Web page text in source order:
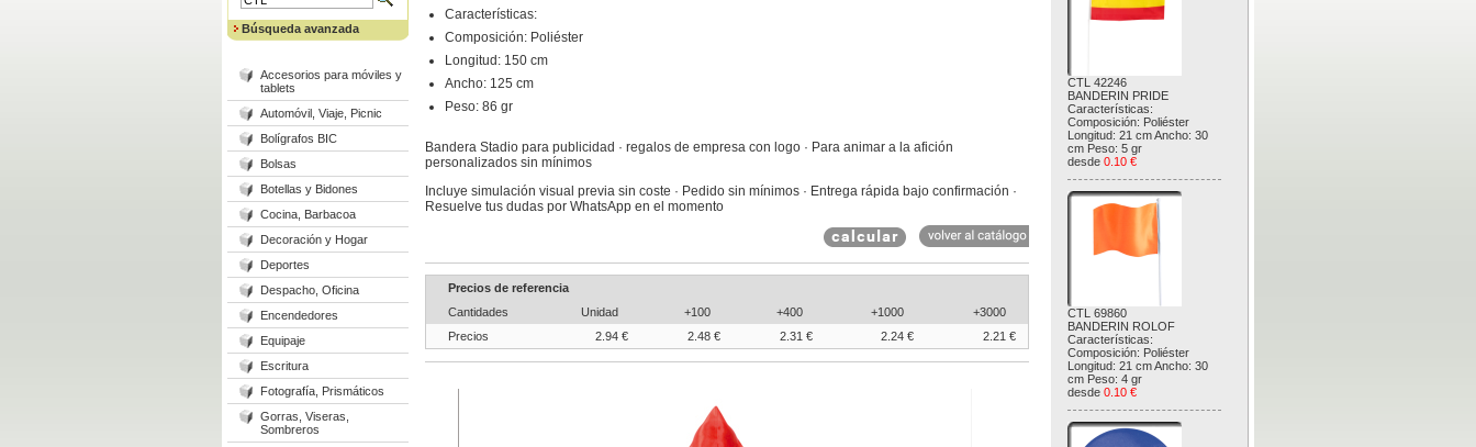
Búsqueda avanzada
Accesorios para móviles y
tablets
Automóvil, Viaje, Picnic
Bolígrafos BIC
Bolsas
Botellas y Bidones
Cocina, Barbacoa
Decoración y Hogar
Deportes
Despacho, Oficina
Encendedores
Equipaje
Escritura
Fotografía, Prismáticos
Gorras, Viseras,
Sombreros
Características:
Composición: Poliéster
Longitud: 150 cm
Ancho: 125 cm
Peso: 86 gr
Bandera Stadio para publicidad · regalos de empresa con logo · Para animar a la afición
personalizados sin mínimos
Incluye simulación visual previa sin coste · Pedido sin mínimos · Entrega rápida bajo confirmación ·
Resuelve tus dudas por WhatsApp en el momento
Precios de referencia
Cantidades
Unidad +100 +400 +1000
+3000
Precios
2.94 € 2.48 € 2.31 € 2.24 € 2.21 €
CTL 42246
BANDERIN PRIDE
Características:
Composición: Poliéster
Longitud: 21 cm Ancho: 30
cm Peso: 5 gr
desde 0.10 €
CTL 69860
BANDERIN ROLOF
Características:
Composición: Poliéster
Longitud: 21 cm Ancho: 30
cm Peso: 4 gr
desde 0.10 €